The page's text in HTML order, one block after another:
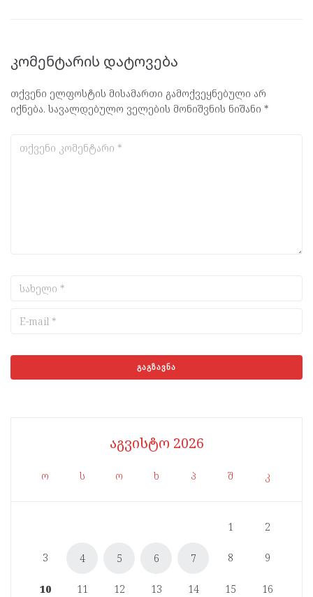
კომენტარის დატოვება
თქვენი ელფოსტის მისამართი გამოქვეყნებული არ
იქნება. სავალდებულო ველების მონიშვნის ნიშანი *
აგვისტო 2026
ო ს ო ხ პ შ კ
1 2
3 4 5 6 7 8 9
10 11 12 13 14 15 16